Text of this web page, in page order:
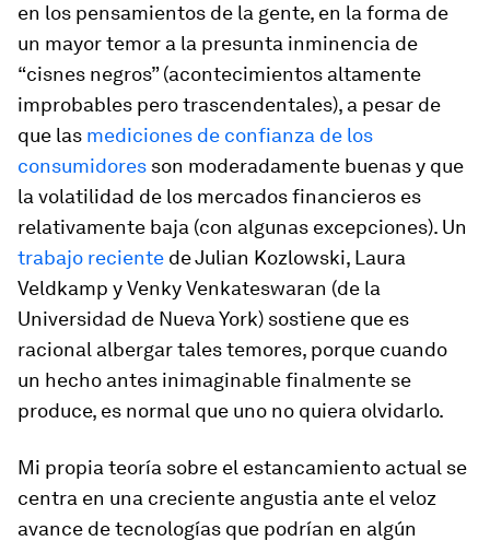
en los pensamientos de la gente, en la forma de
un mayor temor a la presunta inminencia de
“cisnes negros” (acontecimientos altamente
improbables pero trascendentales), a pesar de
que las mediciones de confianza de los
consumidores son moderadamente buenas y que
la volatilidad de los mercados financieros es
relativamente baja (con algunas excepciones). Un
trabajo reciente de Julian Kozlowski, Laura
Veldkamp y Venky Venkateswaran (de la
Universidad de Nueva York) sostiene que es
racional albergar tales temores, porque cuando
un hecho antes inimaginable finalmente se
produce, es normal que uno no quiera olvidarlo.
Mi propia teoría sobre el estancamiento actual se
centra en una creciente angustia ante el veloz
avance de tecnologías que podrían en algún